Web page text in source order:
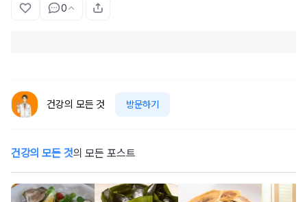
0
건강의 모든 것 방문하기
건강의 모든 것의 모든 포스트